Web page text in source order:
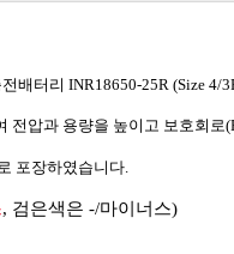
전배터리 INR18650-25R (Size 4/
전압과 용량을 높이고 보호회로
포장하였습니다.
, 검은색은 -/마이너스)